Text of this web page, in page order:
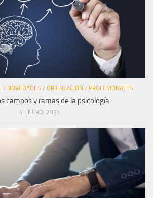
/ NOVEDADES / ORIENTACION / PROFESIONALES
campos y ramas de la psicología
4 ENERO, 2024